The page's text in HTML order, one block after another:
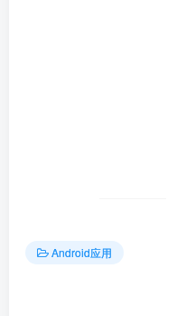
Android应用